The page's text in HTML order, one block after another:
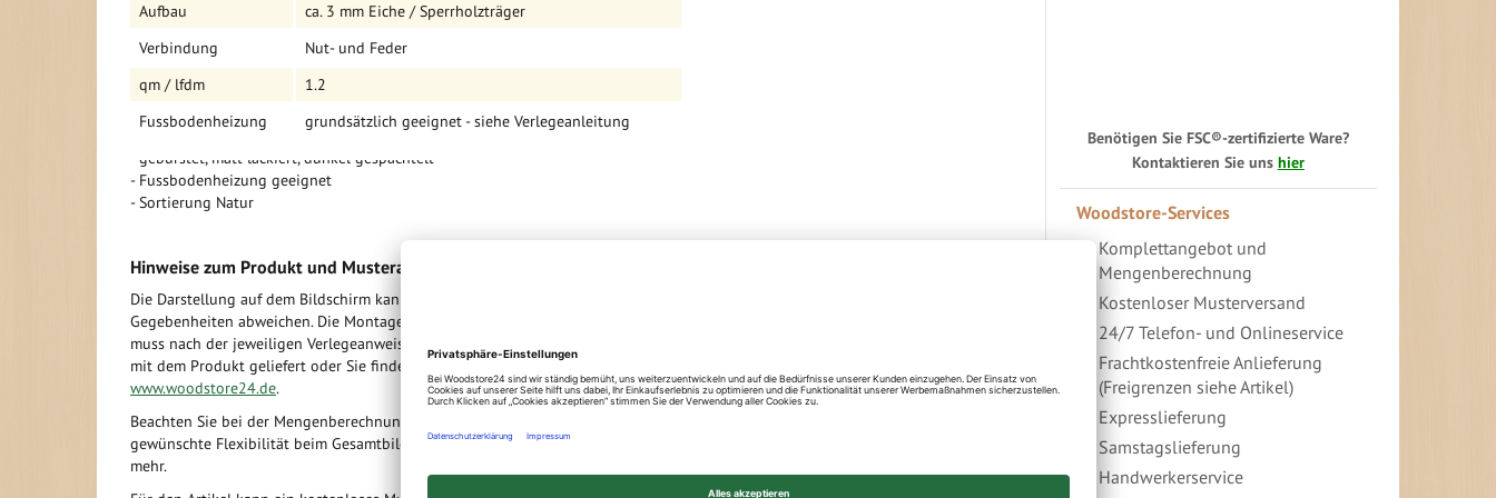
- Vierseitig gefast
- Nut- und Feder Verbindung
- ca. 3 mm Nutzschicht
- gebürstet, matt lackiert, dunkel gespachtelt
- Fussbodenheizung geeignet
- Sortierung Natur
Hinweise zum Produkt und Musteranforderung
Die Darstellung auf dem Bildschirm kann aufgrund von technischen
Gegebenheiten abweichen. Die Montage der Dielen und des Dielenuntergrunds
muss nach der jeweiligen Verlegeanweisung für das Produkt erfolgen. Diese wird
mit dem Produkt geliefert oder Sie finden diese im Internet unter
www.woodstore24.de.
Beachten Sie bei der Mengenberechnung die Raumaufteilung und Ihre
gewünschte Flexibilität beim Gesamtbild. Der Handwerker bestellt 5 – 10 %
mehr.
Aufbau
ca. 3 mm Eiche / Sperrholzträger
Verbindung
Nut- und Feder
qm / lfdm
1.2
Fussbodenheizung
grundsätzlich geeignet - siehe Verlegeanleitung
Benötigen Sie FSC®-zertifizierte Ware?
Kontaktieren Sie uns hier
Woodstore-Services
Komplettangebot und
Mengenberechnung
Kostenloser Musterversand
24/7 Telefon- und Onlineservice
Frachtkostenfreie Anlieferung
(Freigrenzen siehe Artikel)
Expresslieferung
Samstagslieferung
Handwerkerservice